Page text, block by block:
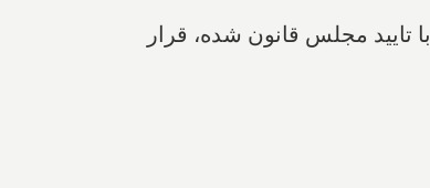
ماه‌ها پس از تصویب این بسته کمکی که برای اولین‌بار در تاریخ به‌عنوان بخشی از بودجه فدرال سال ۲۰۲۳ با تایید مجلس قانون شده، قرار